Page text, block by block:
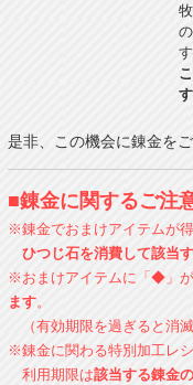
の
す
是非、この機会に錬金をご
■錬金に関するご注
※錬金でおまけアイテムが得
ひつじ石を消費して該当
※おまけアイテムに「◆」が
ます。
（有効期限を過ぎると消滅
※錬金に関わる特別加工レシ
利用期限は該当する錬金